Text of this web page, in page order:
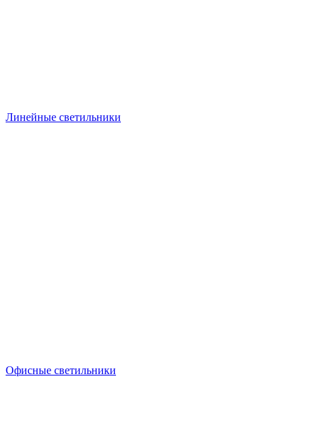
Линейные светильники
Офисные светильники